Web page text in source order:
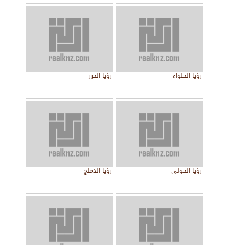
رؤيا الحلواء رؤيا الخرز
رؤيا الخولي رؤيا الدملج